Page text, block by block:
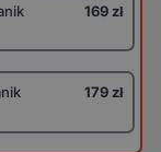
169 zł
179 zł